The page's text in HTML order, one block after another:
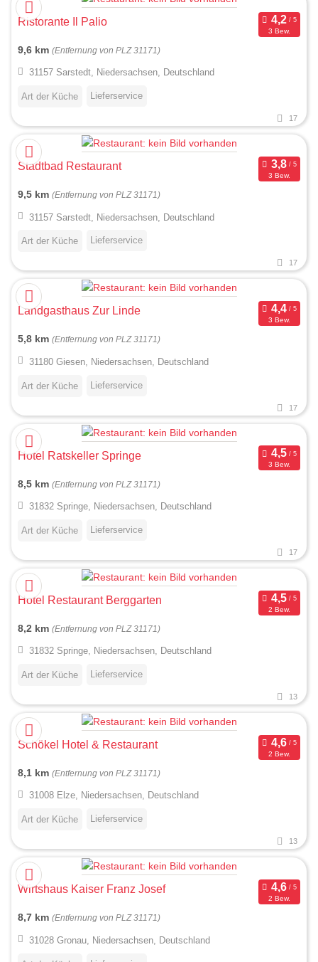
Ristorante Il Palio
3 Bew.
9,6 km (Entfernung von PLZ 31171)
31157 Sarstedt, Niedersachsen, Deutschland
Art der Küche Lieferservice
17
Stadtbad Restaurant
3 Bew.
9,5 km (Entfernung von PLZ 31171)
31157 Sarstedt, Niedersachsen, Deutschland
Art der Küche Lieferservice
17
Landgasthaus Zur Linde
3 Bew.
5,8 km (Entfernung von PLZ 31171)
31180 Giesen, Niedersachsen, Deutschland
Art der Küche Lieferservice
17
Hotel Ratskeller Springe
3 Bew.
8,5 km (Entfernung von PLZ 31171)
31832 Springe, Niedersachsen, Deutschland
Art der Küche Lieferservice
17
Hotel Restaurant Berggarten
2 Bew.
8,2 km (Entfernung von PLZ 31171)
31832 Springe, Niedersachsen, Deutschland
Art der Küche Lieferservice
13
Schökel Hotel & Restaurant
2 Bew.
8,1 km (Entfernung von PLZ 31171)
31008 Elze, Niedersachsen, Deutschland
Art der Küche Lieferservice
13
Wirtshaus Kaiser Franz Josef
2 Bew.
8,7 km (Entfernung von PLZ 31171)
31028 Gronau, Niedersachsen, Deutschland